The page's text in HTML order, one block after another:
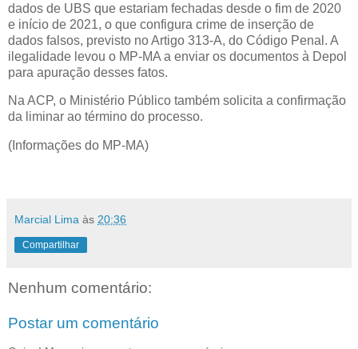
dados de UBS que estariam fechadas desde o fim de 2020
e início de 2021, o que configura crime de inserção de
dados falsos, previsto no Artigo 313-A, do Código Penal. A
ilegalidade levou o MP-MA a enviar os documentos à Depol
para apuração desses fatos.
Na ACP, o Ministério Público também solicita a confirmação
da liminar ao término do processo.
(Informações do MP-MA)
Marcial Lima às 20:36
Compartilhar
Nenhum comentário:
Postar um comentário